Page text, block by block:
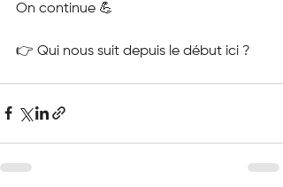
On continue 💪
👉 Qui nous suit depuis le début ici ?